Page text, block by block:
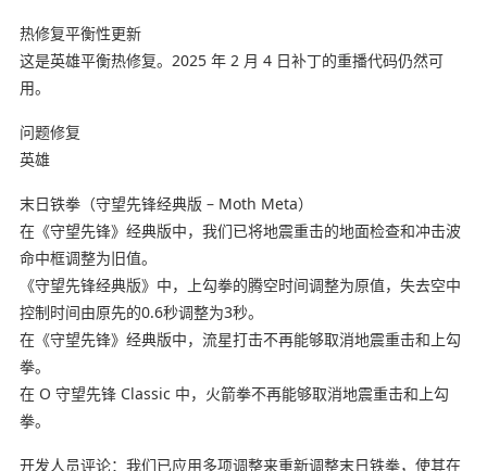
热修复平衡性更新
这是英雄平衡热修复。2025 年 2 月 4 日补丁的重播代码仍然可
用。
问题修复
英雄
末日铁拳（守望先锋经典版 – Moth Meta）
在《守望先锋》经典版中，我们已将地震重击的地面检查和冲击波
命中框调整为旧值。
《守望先锋经典版》中，上勾拳的腾空时间调整为原值，失去空中
控制时间由原先的0.6秒调整为3秒。
在《守望先锋》经典版中，流星打击不再能够取消地震重击和上勾
拳。
在 O 守望先锋 Classic 中，火箭拳不再能够取消地震重击和上勾
拳。
开发人员评论：我们已应用多项调整来重新调整末日铁拳，使其在